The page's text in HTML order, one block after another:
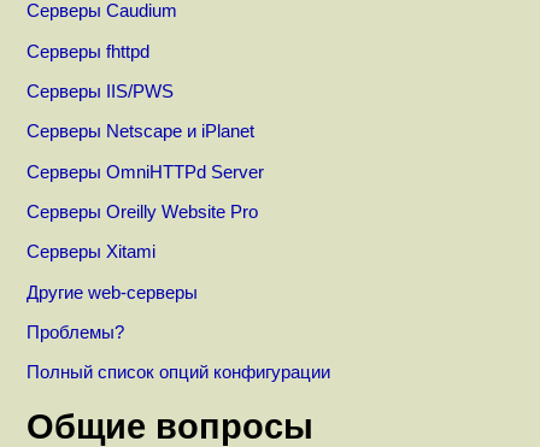
Серверы Caudium
Серверы fhttpd
Серверы IIS/PWS
Серверы Netscape и iPlanet
Серверы OmniHTTPd Server
Серверы Oreilly Website Pro
Серверы Xitami
Другие web-серверы
Проблемы?
Полный список опций конфигурации
Общие вопросы